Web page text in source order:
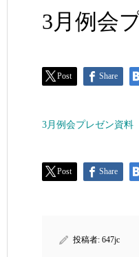
3月例会
Post Share
3月例会プレゼン資料
Post Share
投稿者: 647jc